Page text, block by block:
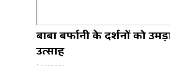
बाबा बर्फानी के दर्शनों को
उत्साह